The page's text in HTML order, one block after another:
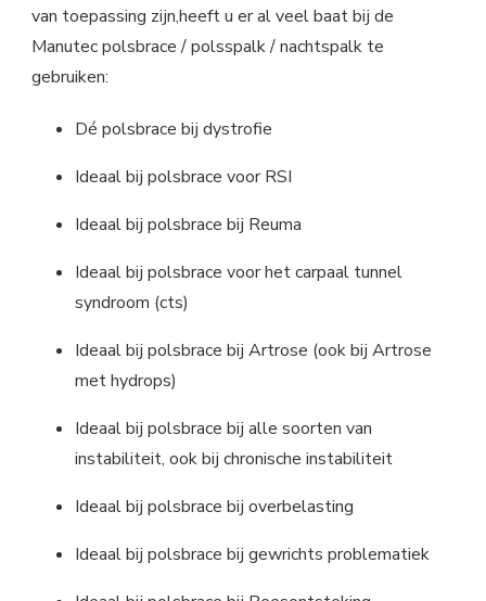
van toepassing zijn,heeft u er al veel baat bij de
Manutec polsbrace / polsspalk / nachtspalk te
gebruiken:
Dé polsbrace bij dystrofie
Ideaal bij polsbrace voor RSI
Ideaal bij polsbrace bij Reuma
Ideaal bij polsbrace voor het carpaal tunnel
syndroom (cts)
Ideaal bij polsbrace bij Artrose (ook bij Artrose
met hydrops)
Ideaal bij polsbrace bij alle soorten van
instabiliteit, ook bij chronische instabiliteit
Ideaal bij polsbrace bij overbelasting
Ideaal bij polsbrace bij gewrichts problematiek